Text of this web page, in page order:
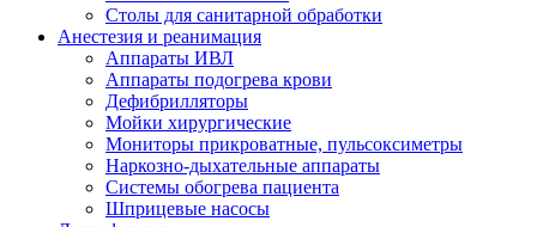
Столы для санитарной обработки
Анестезия и реанимация
Аппараты ИВЛ
Аппараты подогрева крови
Дефибрилляторы
Мойки хирургические
Мониторы прикроватные, пульсоксиметры
Наркозно-дыхательные аппараты
Системы обогрева пациента
Шприцевые насосы